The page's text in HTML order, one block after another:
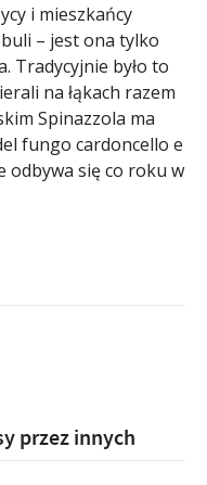
i mieszkańcy
– jest ona tylko
Tradycyjnie było to
na łąkach razem
Spinazzola ma
fungo cardoncello e
się co roku w
przez innych